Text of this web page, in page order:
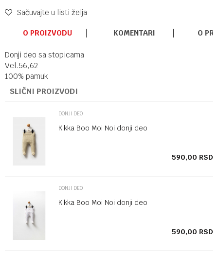
Sačuvajte u listi želja
O PROIZVODU KOMENTARI O
Donji deo sa stopicama
Vel.56,62
100% pamuk
SLIČNI PROIZVODI
DONJI DEO
Kikka Boo Moi Noi donji deo
590,00 RSD
DONJI DEO
Kikka Boo Moi Noi donji deo
590,00 RSD